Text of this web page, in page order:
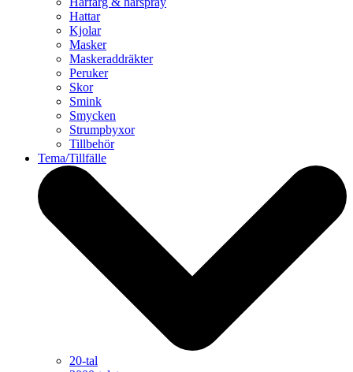
Hattar
Kjolar
Masker
Maskeraddräkter
Peruker
Skor
Smink
Smycken
Strumpbyxor
Tillbehör
Tema/Tillfälle
20-tal